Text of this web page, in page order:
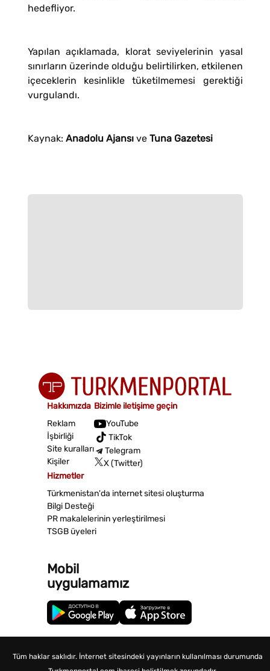
hedefliyor.
Yapılan açıklamada, klorat seviyelerinin yasal
sınırların üzerinde olduğu belirtilirken, etkilenen
içeceklerin kesinlikle tüketilmemesi gerektiği
vurgulandı.
Kaynak: Anadolu Ajansıve Tuna Gazetesi
Hakkımızda
Reklam
İşbirliği
Site kuralları
Kişiler
Bizimle iletişime geçin
YouTube
TikTok
Telegram
X (Twitter)
Hizmetler
Türkmenistan'da internet sitesi oluşturma
Bilgi Desteği
PR makalelerinin yerleştirilmesi
TSGB üyeleri
Mobil
uygulamamız
Tüm haklar saklıdır. İnternet sitesindeki yayınların kullanılması durumunda